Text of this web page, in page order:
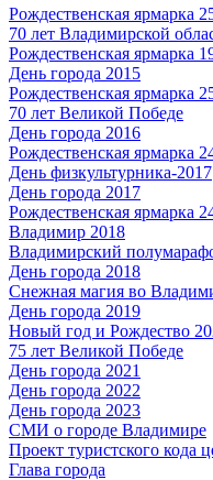
Рождественская ярмарка
70 лет Владимирской
Рождественская ярмарка
День города 2015
Рождественская ярмарка
70 лет Великой Победе
День города 2016
Рождественская ярмарка
День физкультурника-2017
День города 2017
Рождественская ярмарка
Владимир 2018
Владимирский
День города 2018
Снежная магия во
День города 2019
Новый год и Рождество
75 лет Великой Победе
День города 2021
День города 2022
День города 2023
СМИ о городе Владимире
Проект туристского кода
Глава города